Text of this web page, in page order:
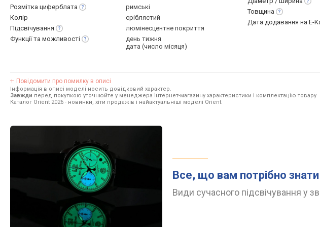
Розмітка циферблата
римські
Колір
сріблястий
Підсвічування
люмінесцентне покриття
Функції та можливості
день тижня
дата (число місяця)
Товщина
Дата додавання на E-
Повідомити про помилку в описі
Інформація в описі моделі носить довідковий характер.
Завжди перед покупкою уточнюйте у менеджера інтернет-магазину характеристики і комплектацію товару
Каталог Orient 2026 - новинки, хіти продажів і найактуальніші моделі Orient.
Все, що вам потрібно знати
Види сучасного підсвічування у